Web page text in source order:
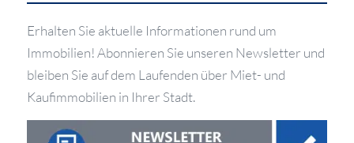
Erhalten Sie aktuelle Informationen rund um
Immobilien! Abonnieren Sie unseren Newsletter und
bleiben Sie auf dem Laufenden über Miet- und
Kaufimmobilien in Ihrer Stadt.